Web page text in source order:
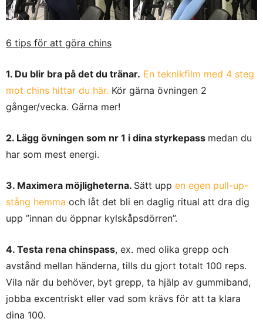
6 tips för att göra chins
1. Du blir bra på det du tränar. En teknikfilm med 4 steg
mot chins hittar du här. Kör gärna övningen 2
gånger/vecka. Gärna mer!
2. Lägg övningen som nr 1 i dina styrkepass medan du
har som mest energi.
3. Maximera möjligheterna. Sätt upp en egen pull-up-
stång hemma och låt det bli en daglig ritual att dra dig
upp ”innan du öppnar kylskåpsdörren”.
4. Testa rena chinspass, ex. med olika grepp och
avstånd mellan händerna, tills du gjort totalt 100 reps.
Vila när du behöver, byt grepp, ta hjälp av gummiband,
jobba excentriskt eller vad som krävs för att ta klara
dina 100.